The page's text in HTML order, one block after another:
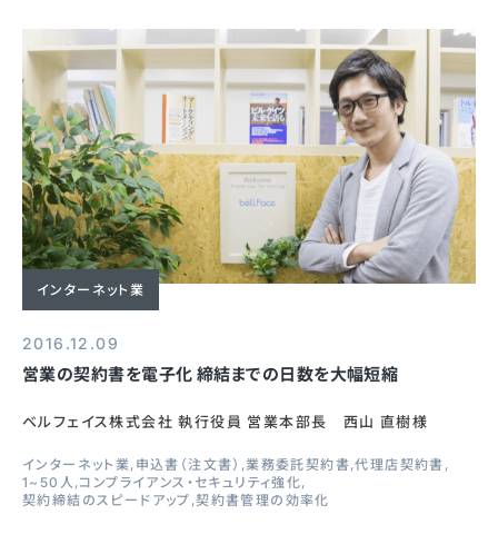
インターネット業
2016.12.09
営業の契約書を電子化 締結までの日数を大幅短縮
ベルフェイス株式会社 執行役員 営業本部長 西山 直樹様
インターネット業 申込書（注文書） 業務委託契約書 代理店契約書
1~50人 コンプライアンス・セキュリティ強化
契約締結のスピードアップ 契約書管理の効率化